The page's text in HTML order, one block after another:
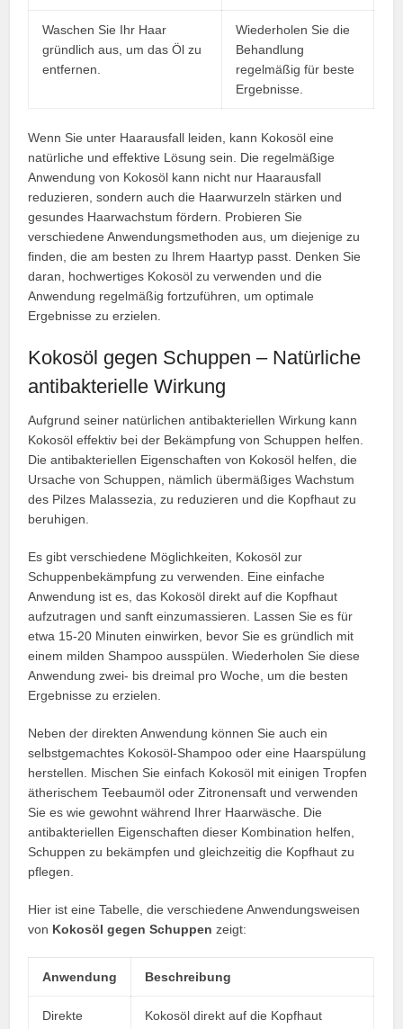
Waschen Sie Ihr Haar
gründlich aus, um das Öl zu
entfernen.
Wiederholen Sie die
Behandlung
regelmäßig für beste
Ergebnisse.
Wenn Sie unter Haarausfall leiden, kann Kokosöl eine
natürliche und effektive Lösung sein. Die regelmäßige
Anwendung von Kokosöl kann nicht nur Haarausfall
reduzieren, sondern auch die Haarwurzeln stärken und
gesundes Haarwachstum fördern. Probieren Sie
verschiedene Anwendungsmethoden aus, um diejenige zu
finden, die am besten zu Ihrem Haartyp passt. Denken Sie
daran, hochwertiges Kokosöl zu verwenden und die
Anwendung regelmäßig fortzuführen, um optimale
Ergebnisse zu erzielen.
Kokosöl gegen Schuppen – Natürliche
antibakterielle Wirkung
Aufgrund seiner natürlichen antibakteriellen Wirkung kann
Kokosöl effektiv bei der Bekämpfung von Schuppen helfen.
Die antibakteriellen Eigenschaften von Kokosöl helfen, die
Ursache von Schuppen, nämlich übermäßiges Wachstum
des Pilzes Malassezia, zu reduzieren und die Kopfhaut zu
beruhigen.
Es gibt verschiedene Möglichkeiten, Kokosöl zur
Schuppenbekämpfung zu verwenden. Eine einfache
Anwendung ist es, das Kokosöl direkt auf die Kopfhaut
aufzutragen und sanft einzumassieren. Lassen Sie es für
etwa 15-20 Minuten einwirken, bevor Sie es gründlich mit
einem milden Shampoo ausspülen. Wiederholen Sie diese
Anwendung zwei- bis dreimal pro Woche, um die besten
Ergebnisse zu erzielen.
Neben der direkten Anwendung können Sie auch ein
selbstgemachtes Kokosöl-Shampoo oder eine Haarspülung
herstellen. Mischen Sie einfach Kokosöl mit einigen Tropfen
ätherischem Teebaumöl oder Zitronensaft und verwenden
Sie es wie gewohnt während Ihrer Haarwäsche. Die
antibakteriellen Eigenschaften dieser Kombination helfen,
Schuppen zu bekämpfen und gleichzeitig die Kopfhaut zu
pflegen.
Hier ist eine Tabelle, die verschiedene Anwendungsweisen
von Kokosöl gegen Schuppen zeigt:
Anwendung Beschreibung
Direkte
Kokosöl direkt auf die Kopfhaut